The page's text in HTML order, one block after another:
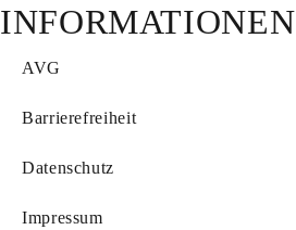
INFORMATIONEN
AVG
Barrierefreiheit
Datenschutz
Impressum